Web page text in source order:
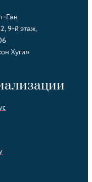
Ган
9-й этаж,
Хуги»